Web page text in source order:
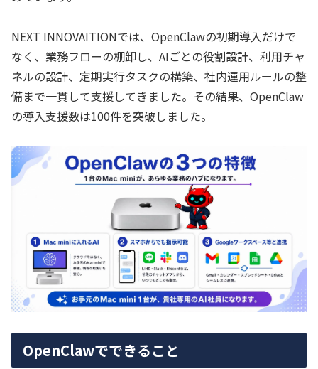
NEXT INNOVAITIONでは、OpenClawの初期導入だけで
なく、業務フローの棚卸し、AIごとの役割設計、利用チャ
ネルの設計、定期実行タスクの構築、社内運用ルールの整
備まで一貫して支援してきました。その結果、OpenClaw
の導入支援数は100件を突破しました。
OpenClawでできること